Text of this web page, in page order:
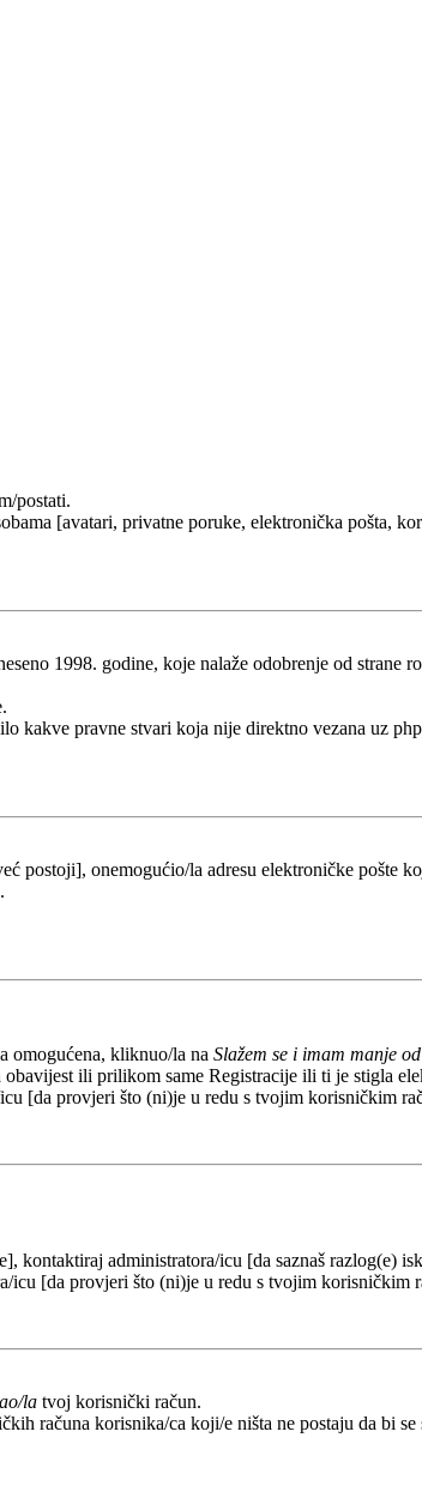
postati.
[avatari, privatne poruke, elektronička pošta,
1998. godine, koje nalaže odobrenje od strane
kakve pravne stvari koja nije direktno vezana uz
postoji], onemogućio/la adresu elektroničke pošte
omogućena, kliknuo/la na Slažem se i imam manje
ili prilikom same Registracije ili ti je stigla
[da provjeri što (ni)je u redu s tvojim korisničkim
administratora/icu [da saznaš razlog(e)
icu [da provjeri što (ni)je u redu s tvojim korisničkim
la tvoj korisnički račun.
računa korisnika/ca koji/e ništa ne postaju da bi se